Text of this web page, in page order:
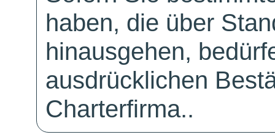
haben, die über
hinausgehen,
ausdrücklichen
Charterfirma..